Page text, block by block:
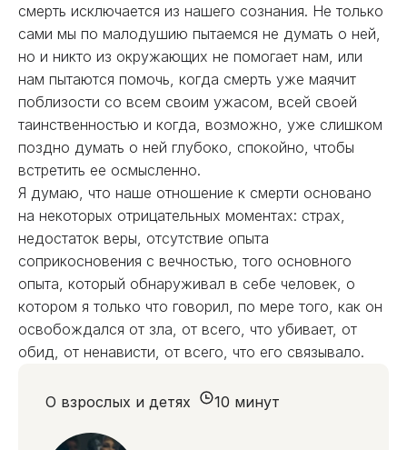
смерть исключается из нашего сознания. Не только
сами мы по малодушию пытаемся не думать о ней,
но и никто из окружающих не помогает нам, или
нам пытаются помочь, когда смерть уже маячит
поблизости со всем своим ужасом, всей своей
таинственностью и когда, возможно, уже слишком
поздно думать о ней глубоко, спокойно, чтобы
встретить ее осмысленно.
Я думаю, что наше отношение к смерти основано
на некоторых отрицательных моментах: страх,
недостаток веры, отсутствие опыта
соприкосновения с вечностью, того основного
опыта, который обнаруживал в себе человек, о
котором я только что говорил, по мере того, как он
освобождался от зла, от всего, что убивает, от
обид, от ненависти, от всего, что его связывало.
О взрослых и детях 10 минут